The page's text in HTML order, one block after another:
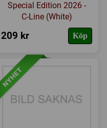
Special Edition 2026 -
C-Line (White)
209 kr Köp